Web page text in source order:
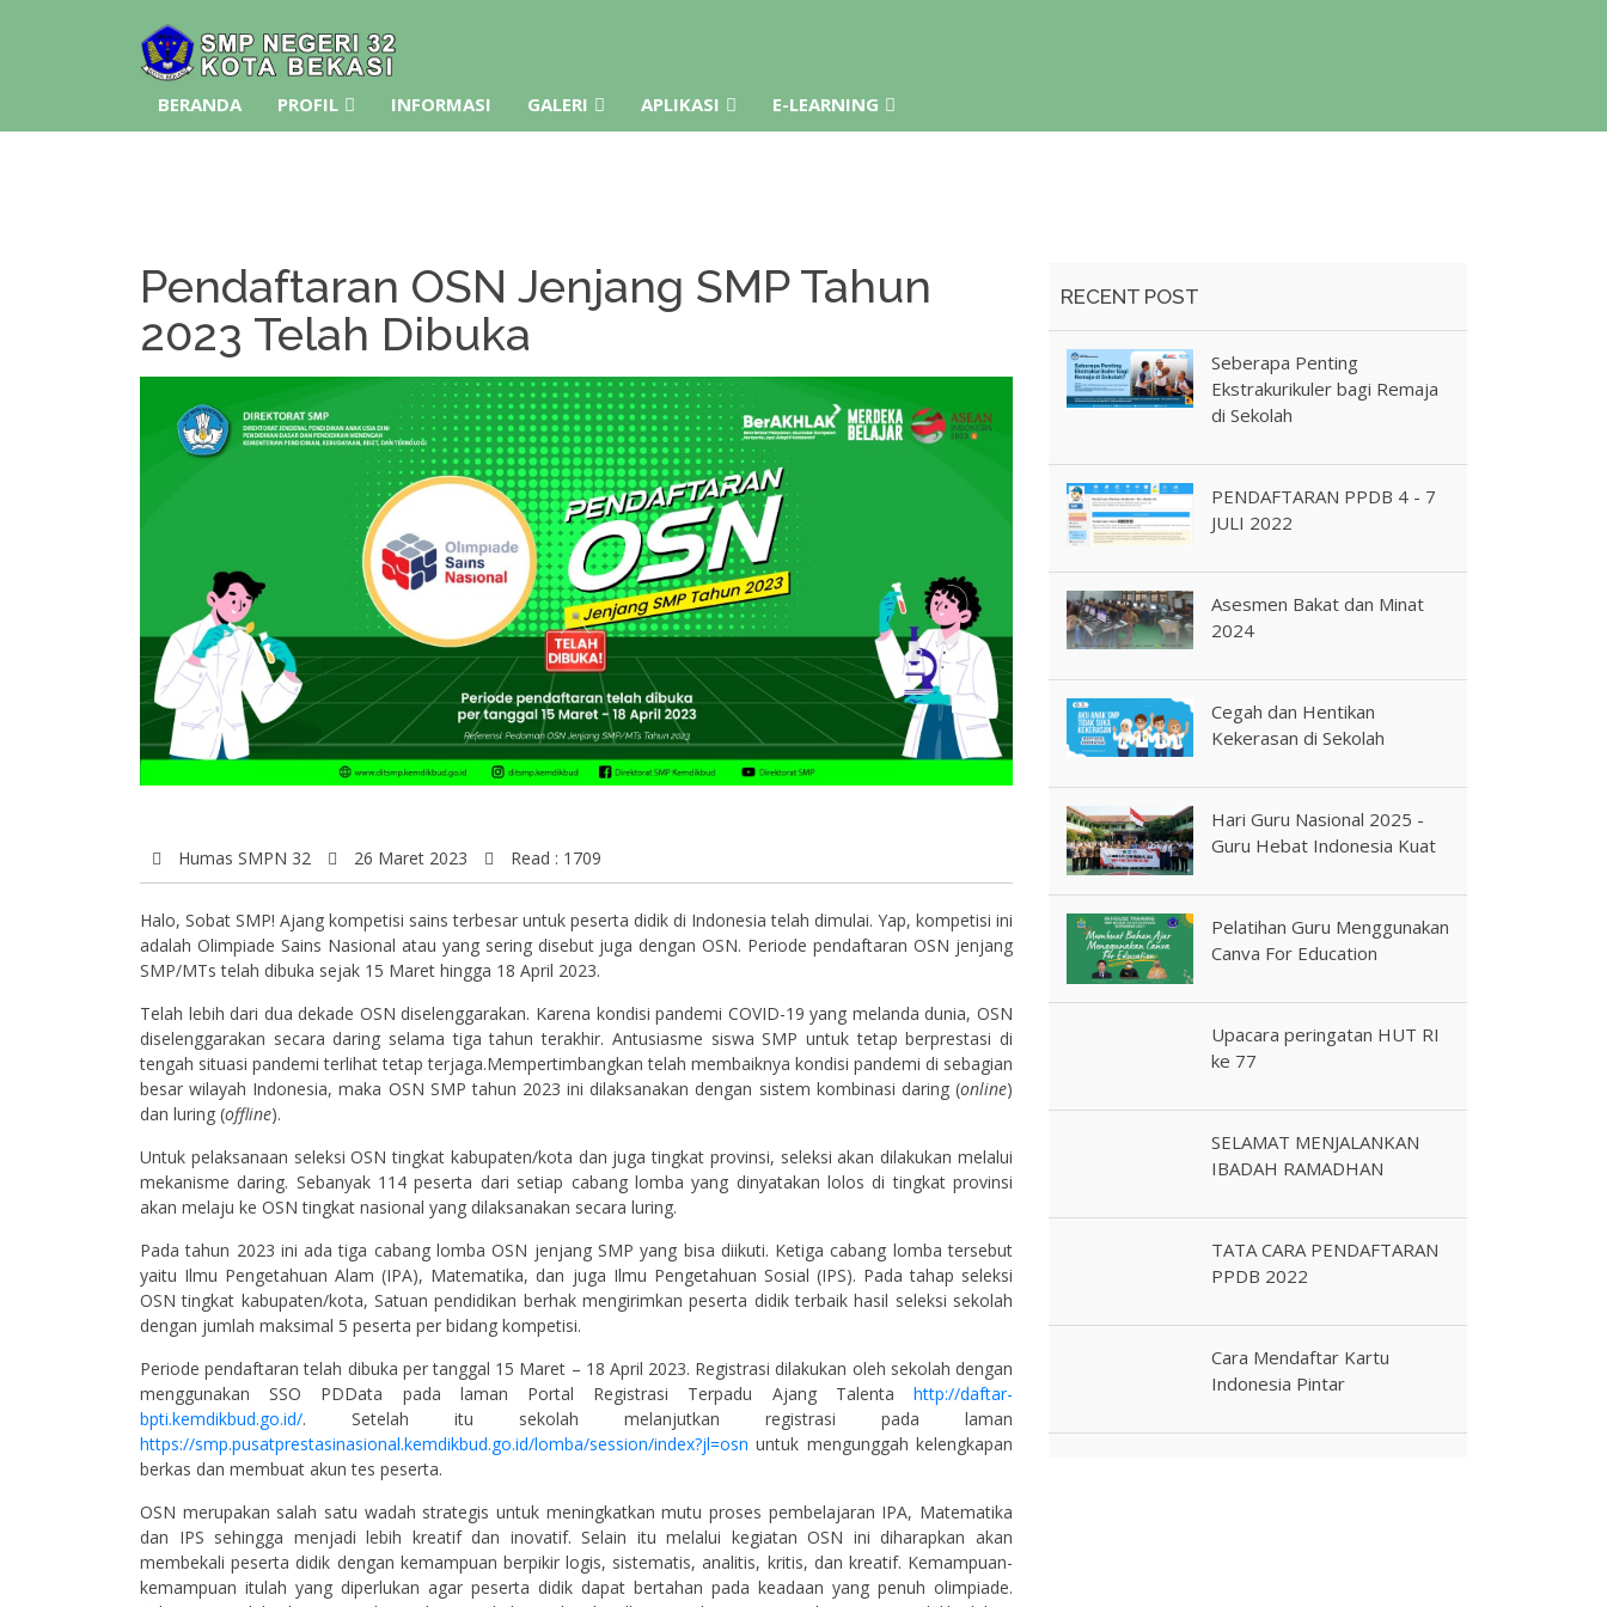
BERANDA PROFIL INFORMASI GALERI APLIKASI E-LEARNING
Pendaftaran OSN Jenjang SMP Tahun
2023 Telah Dibuka
Humas SMPN 32 26 Maret 2023 Read : 1709
Halo, Sobat SMP! Ajang kompetisi sains terbesar untuk peserta didik di Indonesia telah dimulai. Yap, kompetisi ini
adalah Olimpiade Sains Nasional atau yang sering disebut juga dengan OSN. Periode pendaftaran OSN jenjang
SMP/MTs telah dibuka sejak 15 Maret hingga 18 April 2023.
Telah lebih dari dua dekade OSN diselenggarakan. Karena kondisi pandemi COVID-19 yang melanda dunia, OSN
diselenggarakan secara daring selama tiga tahun terakhir. Antusiasme siswa SMP untuk tetap berprestasi di
tengah situasi pandemi terlihat tetap terjaga.Mempertimbangkan telah membaiknya kondisi pandemi di sebagian
besar wilayah Indonesia, maka OSN SMP tahun 2023 ini dilaksanakan dengan sistem kombinasi daring (online)
dan luring (offline).
Untuk pelaksanaan seleksi OSN tingkat kabupaten/kota dan juga tingkat provinsi, seleksi akan dilakukan melalui
mekanisme daring. Sebanyak 114 peserta dari setiap cabang lomba yang dinyatakan lolos di tingkat provinsi
akan melaju ke OSN tingkat nasional yang dilaksanakan secara luring.
Pada tahun 2023 ini ada tiga cabang lomba OSN jenjang SMP yang bisa diikuti. Ketiga cabang lomba tersebut
yaitu Ilmu Pengetahuan Alam (IPA), Matematika, dan juga Ilmu Pengetahuan Sosial (IPS). Pada tahap seleksi
OSN tingkat kabupaten/kota, Satuan pendidikan berhak mengirimkan peserta didik terbaik hasil seleksi sekolah
dengan jumlah maksimal 5 peserta per bidang kompetisi.
Periode pendaftaran telah dibuka per tanggal 15 Maret – 18 April 2023. Registrasi dilakukan oleh sekolah dengan
menggunakan SSO PDData pada laman Portal Registrasi Terpadu Ajang Talenta http://daftar-
bpti.kemdikbud.go.id/. Setelah itu sekolah melanjutkan registrasi pada laman
https://smp.pusatprestasinasional.kemdikbud.go.id/lomba/session/index?jl=osn untuk mengunggah kelengkapan
berkas dan membuat akun tes peserta.
OSN merupakan salah satu wadah strategis untuk meningkatkan mutu proses pembelajaran IPA, Matematika
dan IPS sehingga menjadi lebih kreatif dan inovatif. Selain itu melalui kegiatan OSN ini diharapkan akan
membekali peserta didik dengan kemampuan berpikir logis, sistematis, analitis, kritis, dan kreatif. Kemampuan-
kemampuan itulah yang diperlukan agar peserta didik dapat bertahan pada keadaan yang penuh olimpiade.
RECENT POST
Seberapa Penting
Ekstrakurikuler bagi Remaja
di Sekolah
PENDAFTARAN PPDB 4 - 7
JULI 2022
Asesmen Bakat dan Minat
2024
Cegah dan Hentikan
Kekerasan di Sekolah
Hari Guru Nasional 2025 -
Guru Hebat Indonesia Kuat
Pelatihan Guru Menggunakan
Canva For Education
Upacara peringatan HUT RI
ke 77
SELAMAT MENJALANKAN
IBADAH RAMADHAN
TATA CARA PENDAFTARAN
PPDB 2022
Cara Mendaftar Kartu
Indonesia Pintar